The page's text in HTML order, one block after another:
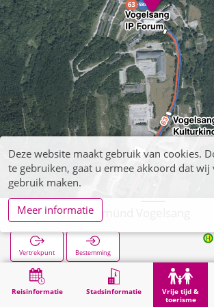
Reisinformatie Stadsinformatie
Vrije tijd &
toerisme
Schleiden, Gemünd Vogelsang
Vertrekpunt Bestemming
Vrije tijd & toerisme Lokale recreatie Schleiden, Gemünd
Deze website maakt gebruik van cookies.
te gebruiken, gaat u ermee akkoord dat wij
gebruik maken.
Meer informatie